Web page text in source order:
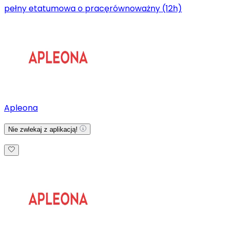
pełny etatumowa o pracęrównoważny (12h)
Apleona
Nie zwlekaj z aplikacją!